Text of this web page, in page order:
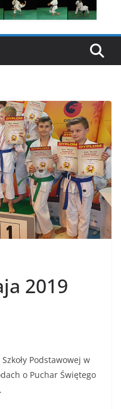
2019
Podstawowej w
o Puchar Świętego